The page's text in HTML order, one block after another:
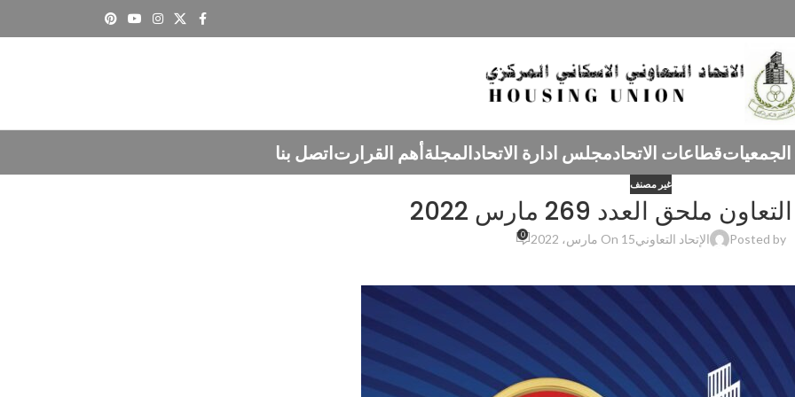
قطاعات الاتحادمجلس ادارة الاتحادالمجلةأهم القرارتاتصل بنا
غير مصنف
ملحق العدد 269 مارس 2022‏
Posted by الإتحاد التعاونيOn 15 مارس، 2022 0